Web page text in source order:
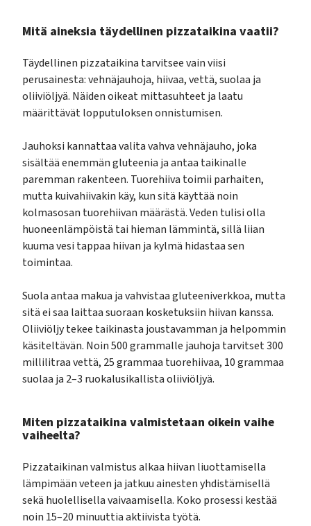
Mitä aineksia täydellinen pizzataikina vaatii?
Täydellinen pizzataikina tarvitsee vain viisi
perusainesta: vehnäjauhoja, hiivaa, vettä, suolaa ja
oliiviöljyä. Näiden oikeat mittasuhteet ja laatu
määrittävät lopputuloksen onnistumisen.
Jauhoksi kannattaa valita vahva vehnäjauho, joka
sisältää enemmän gluteenia ja antaa taikinalle
paremman rakenteen. Tuorehiiva toimii parhaiten,
mutta kuivahiivakin käy, kun sitä käyttää noin
kolmasosan tuorehiivan määrästä. Veden tulisi olla
huoneenlämpöistä tai hieman lämmintä, sillä liian
kuuma vesi tappaa hiivan ja kylmä hidastaa sen
toimintaa.
Suola antaa makua ja vahvistaa gluteeniverkkoa, mutta
sitä ei saa laittaa suoraan kosketuksiin hiivan kanssa.
Oliiviöljy tekee taikinasta joustavamman ja helpommin
käsiteltävän. Noin 500 grammalle jauhoja tarvitset 300
millilitraa vettä, 25 grammaa tuorehiivaa, 10 grammaa
suolaa ja 2–3 ruokalusikallista oliiviöljyä.
Miten pizzataikina valmistetaan oikein vaihe
vaiheelta?
Pizzataikinan valmistus alkaa hiivan liuottamisella
lämpimään veteen ja jatkuu ainesten yhdistämisellä
sekä huolellisella vaivaamisella. Koko prosessi kestää
noin 15–20 minuuttia aktiivista työtä.